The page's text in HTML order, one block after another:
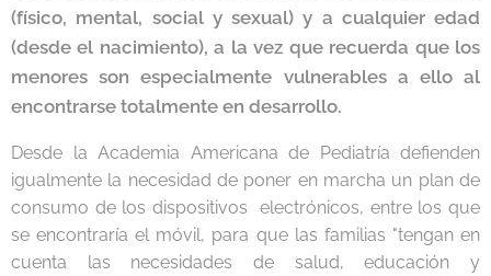
(físico, mental, social y sexual) y a cualquier edad
(desde el nacimiento), a la vez que recuerda que los
menores son especialmente vulnerables a ello al
encontrarse totalmente en desarrollo.
Desde la Academia Americana de Pediatría defienden
igualmente la necesidad de poner en marcha un plan de
consumo de los dispositivos electrónicos, entre los que
se encontraría el móvil, para que las familias "tengan en
cuenta las necesidades de salud, educación y